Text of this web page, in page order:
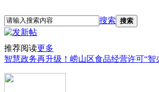
搜索 搜索
推荐阅读更多
智慧政务再升级！崂山区食品经营许可“智